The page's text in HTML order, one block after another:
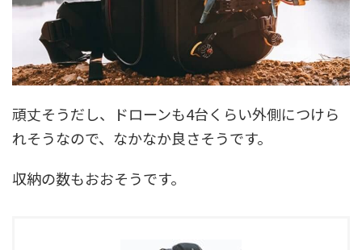
頑丈そうだし、ドローンも4台くらい外側につけら
れそうなので、なかなか良さそうです。
収納の数もおおそうです。